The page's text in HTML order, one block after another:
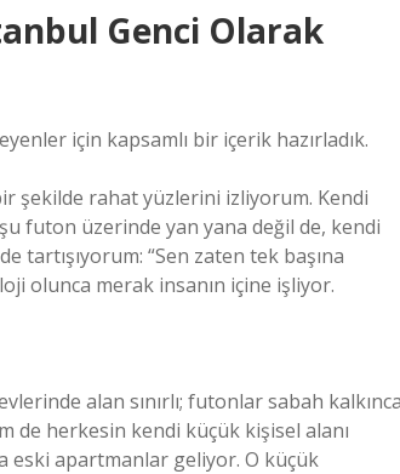
Genci Olarak
için kapsamlı bir içerik hazırladık.
şekilde rahat yüzlerini izliyorum. Kendi
futon üzerinde yan yana değil de, kendi
“Sen zaten tek başına
olunca merak insanın içine işliyor.
alan sınırlı; futonlar sabah
de herkesin kendi küçük kişisel alanı
eski apartmanlar geliyor. O küçük